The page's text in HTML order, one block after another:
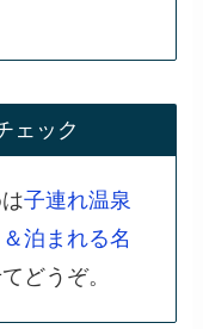
ェック
子連れ温泉
泊まれる名
どうぞ。